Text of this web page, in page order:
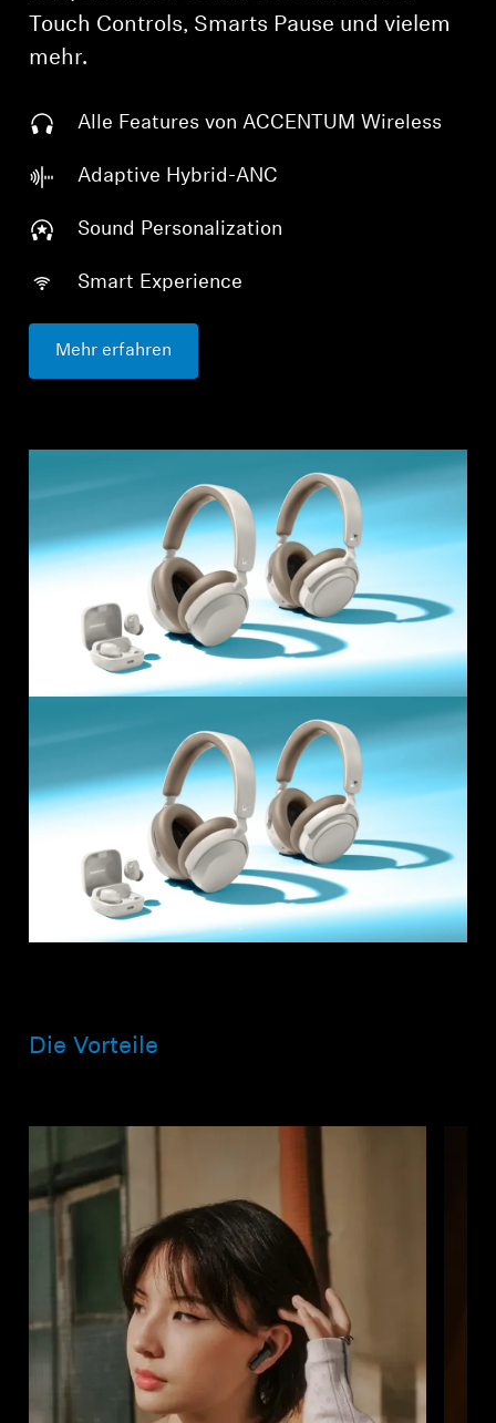
Touch Controls, Smarts Pause und vielem
mehr.
Alle Features von ACCENTUM Wireless
Adaptive Hybrid-ANC
Sound Personalization
Smart Experience
Mehr erfahren
Die Vorteile